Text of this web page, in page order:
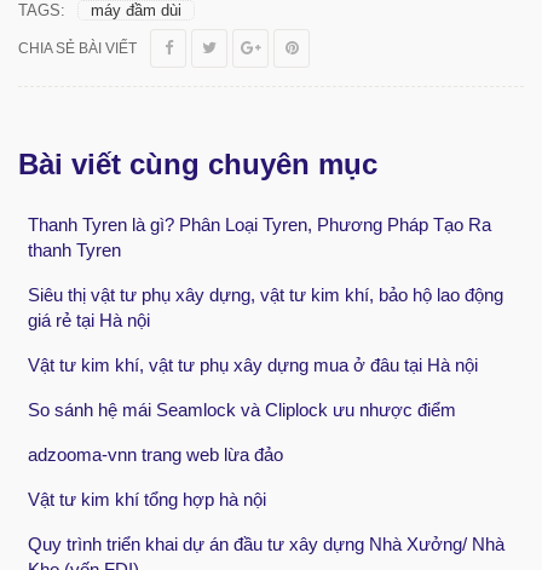
TAGS: máy đầm dùi
CHIA SẺ BÀI VIẾT
Bài viết cùng chuyên mục
Thanh Tyren là gì? Phân Loại Tyren, Phương Pháp Tạo Ra
thanh Tyren
Siêu thị vật tư phụ xây dựng, vật tư kim khí, bảo hộ lao động
giá rẻ tại Hà nội
Vật tư kim khí, vật tư phụ xây dựng mua ở đâu tại Hà nội
So sánh hệ mái Seamlock và Cliplock ưu nhược điểm
adzooma-vnn trang web lừa đảo
Vật tư kim khí tổng hợp hà nội
Quy trình triển khai dự án đầu tư xây dựng Nhà Xưởng/ Nhà